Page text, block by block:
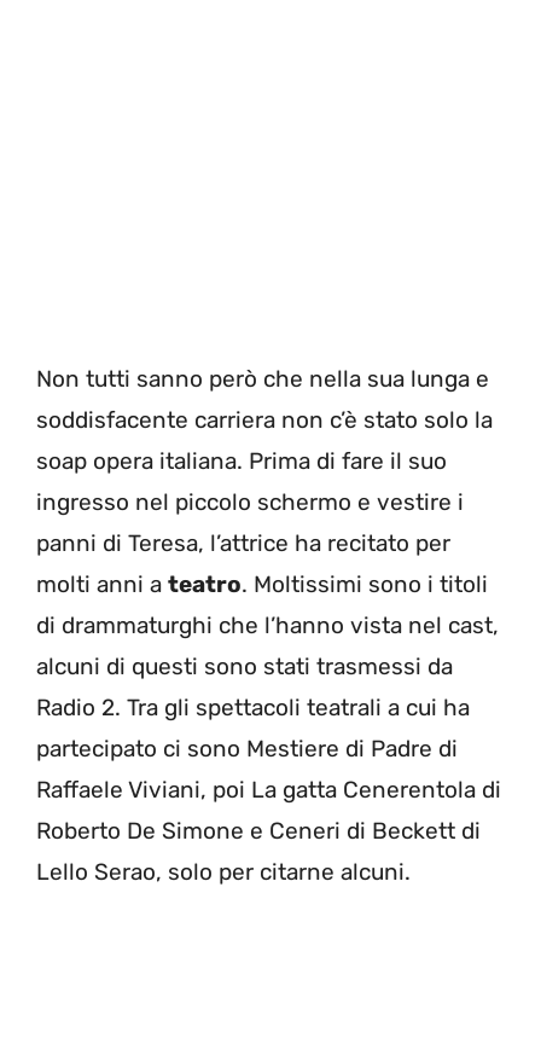
Non tutti sanno però che nella sua lunga e
soddisfacente carriera non c’è stato solo la
soap opera italiana. Prima di fare il suo
ingresso nel piccolo schermo e vestire i
panni di Teresa, l’attrice ha recitato per
molti anni a teatro. Moltissimi sono i titoli
di drammaturghi che l’hanno vista nel cast,
alcuni di questi sono stati trasmessi da
Radio 2. Tra gli spettacoli teatrali a cui ha
partecipato ci sono Mestiere di Padre di
Raffaele Viviani, poi La gatta Cenerentola di
Roberto De Simone e Ceneri di Beckett di
Lello Serao, solo per citarne alcuni.